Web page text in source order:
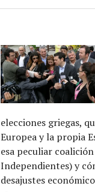
elecciones griegas,
Europea y la propia
esa peculiar
Independientes) y
desajustes